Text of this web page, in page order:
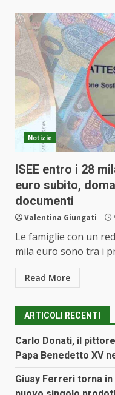
Notizie
ISEE entro i 28
euro subito,
documenti
Valentina Giungati
Le famiglie con un
mila euro sono tra i
Read More
ARTICOLI RECENTI
Carlo Donati, il
Papa Benedetto XV
Giusy Ferreri torna